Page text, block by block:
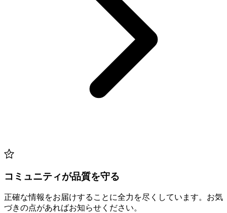
コミュニティが品質を守る
正確な情報をお届けすることに全力を尽くしています。お気
づきの点があればお知らせください。